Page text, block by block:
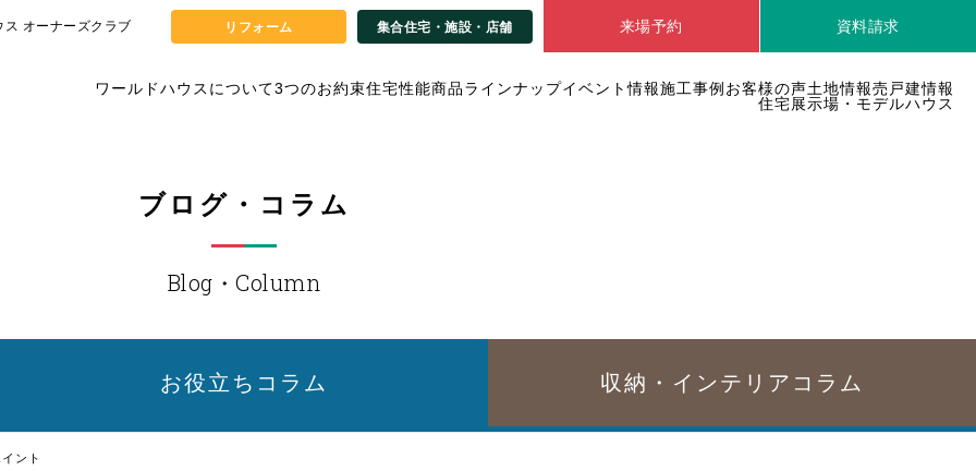
ワールドハウスについて3つのお約束住宅性能商品ラインナップイベント情報施工事例 お客様の声土地情報売戸建情報
住宅展示場・モデルハウス
ス オーナーズクラブ リフォーム 集合住宅・施設・店舗 来場予約 資料請求
ブログ・コラム
Blog・Column
お役立ち コラム 収納・インテリア コラム
ント